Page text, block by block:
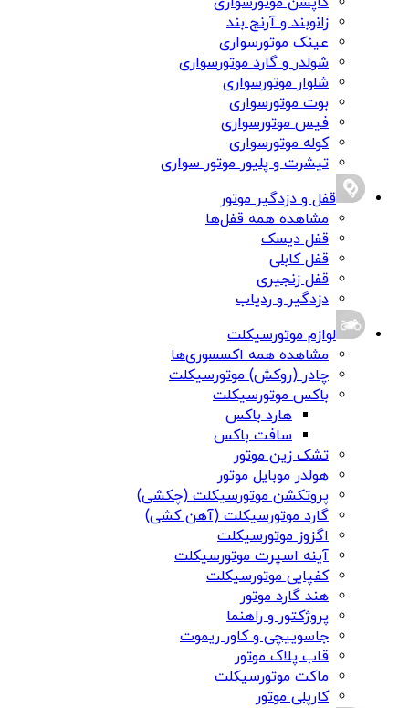
زانوبند و آرنج بند
عینک موتورسواری
شولدر و گارد موتورسواری
شلوار موتورسواری
بوت موتورسواری
فیس موتورسواری
کوله موتورسواری
تیشرت و پلیور موتور سواری
قفل و دزدگیر موتور
مشاهده همه قفل‌ها
قفل دیسک
قفل کابلی
قفل زنجیری
دزدگیر و ردیاب
لوازم موتورسیکلت
مشاهده همه اکسسوری‌ها
چادر (روکش) موتورسیکلت
باکس موتورسیکلت
هارد باکس
سافت باکس
تشک زین موتور
هولدر موبایل موتور
پروتکشن موتورسیکلت (چکشی)
گارد موتورسیکلت (آهن کشی)
اگزوز موتورسیکلت
آینه اسپرت موتورسیکلت
کفپایی موتورسیکلت
هند گارد موتور
پروژکتور و راهنما
جاسوییچی و کاور ریموت
قاب پلاک موتور
ماکت موتورسیکلت
کارپلی موتور